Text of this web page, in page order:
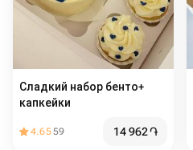
Сладкий набор бенто+
капкейки
4.6559 14 962֏